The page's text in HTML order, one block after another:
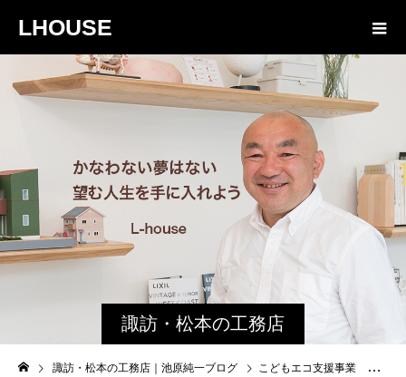
LHOUSE
諏訪・松本の工務店
の社長ブログ｜家族
諏訪・松本の工務店｜池原純一ブログ こどもエコ支援事業 追加予算をしたが